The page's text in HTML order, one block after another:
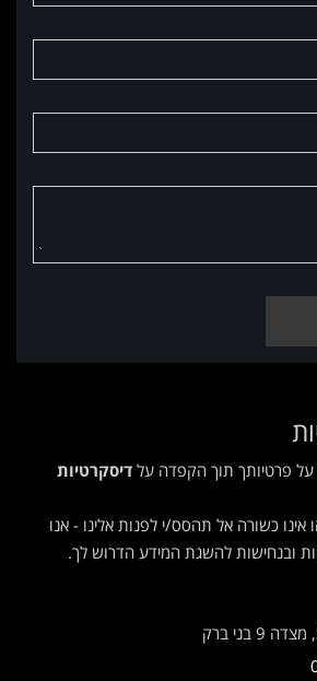
פרטיותך תוך הקפדה על דיסקרטיות
כשורה אל תהסס/י לפנות אלינו - אנו
ובנחישות להשגת המידע הדרוש לך.